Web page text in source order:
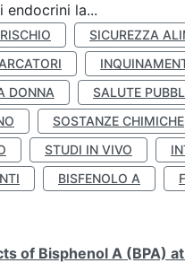
la...
SICUREZZA
DONNA SALUTE
SOSTANZE CHIMICHE
STUDI IN VIVO
BISFENOLO A
of Bisphenol A (BPA)